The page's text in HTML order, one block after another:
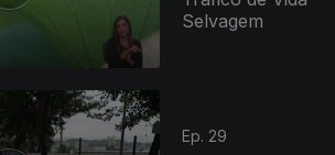
Selvagem
Ep. 29